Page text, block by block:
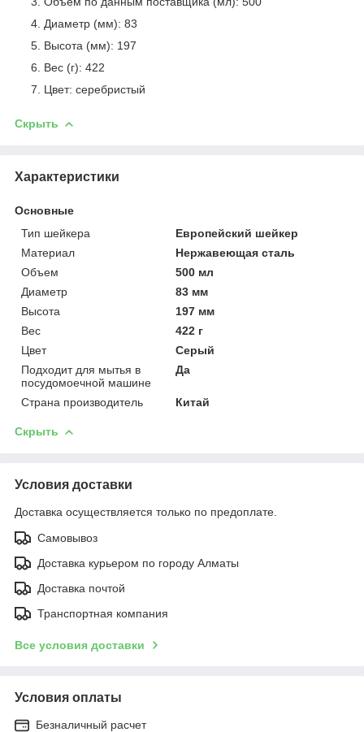
Диаметр (мм): 83
Высота (мм): 197
Вес (г): 422
Цвет: серебристый
Скрыть
Характеристики
Основные
Тип шейкера
Европейский шейкер
Материал
Нержавеющая сталь
Объем
500 мл
Диаметр
83 мм
Высота
197 мм
Вес
422 г
Цвет
Серый
Подходит для мытья в
посудомоечной машине
Да
Страна производитель Китай
Скрыть
Условия доставки
Доставка осуществляется только по предоплате.
Самовывоз
Доставка курьером по городу Алматы
Доставка почтой
Транспортная компания
Все условия доставки
Условия оплаты
Безналичный расчет